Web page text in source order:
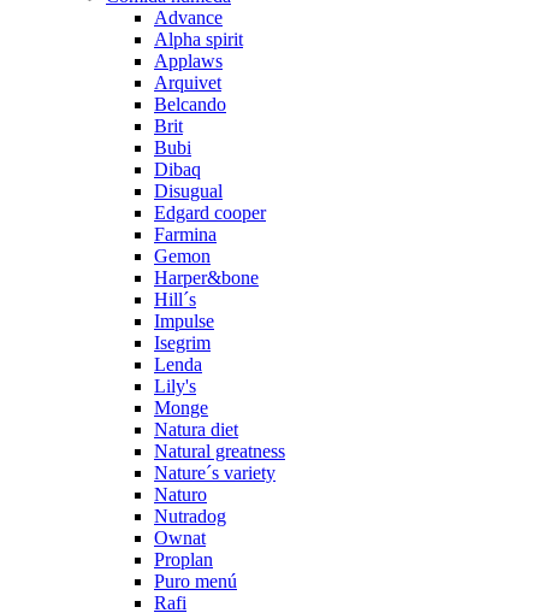
Advance
Alpha spirit
Applaws
Arquivet
Belcando
Brit
Bubi
Dibaq
Disugual
Edgard cooper
Farmina
Gemon
Harper&bone
Hill´s
Impulse
Isegrim
Lenda
Lily's
Monge
Natura diet
Natural greatness
Nature´s variety
Naturo
Nutradog
Ownat
Proplan
Puro menú
Rafi